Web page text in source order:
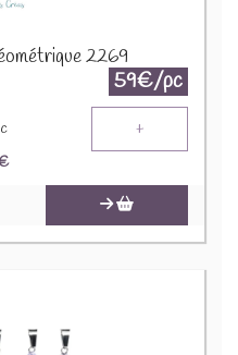
2269
59€/pc
+